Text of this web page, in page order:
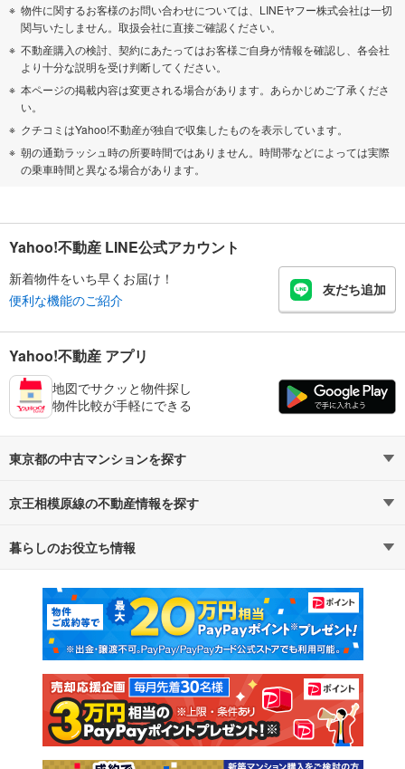
物件に関するお客様のお問い合わせについては、LINEヤフー株式会社は一切
関与いたしません。取扱会社に直接ご確認ください。
不動産購入の検討、契約にあたってはお客様ご自身が情報を確認し、各会社
より十分な説明を受け判断してください。
本ページの掲載内容は変更される場合があります。あらかじめご了承くださ
い。
クチコミはYahoo!不動産が独自で収集したものを表示しています。
朝の通勤ラッシュ時の所要時間ではありません。時間帯などによっては実際
の乗車時間と異なる場合があります。
Yahoo!不動産 LINE公式アカウント
新着物件をいち早くお届け！
便利な機能のご紹介
友だち追加
Yahoo!不動産 アプリ
地図でサクッと物件探し
物件比較が手軽にできる
東京都の中古マンションを探す
路線・駅から探す
通勤・通学時間から探す
京王相模原線の不動産情報を探す
不動産・住宅
新築マンション 中古マンション
新築一戸建て 中古一戸建て
注文住宅 土地
売却査定
暮らしのお役立ち情報
マンションカタログ 教えて！住まいの先生